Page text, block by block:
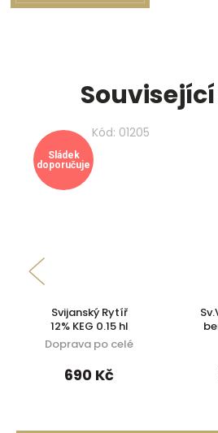
Sládek
doporučuje
Svijanský Rytíř
12% KEG 0.15 hl
Doprava po celé
690 Kč
Kód: 01205